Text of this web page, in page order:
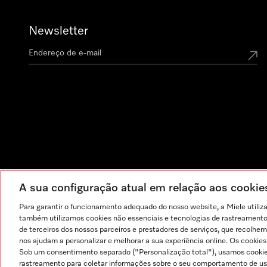
Newsletter
A sua configuração atual em relação aos
Para garantir o funcionamento adequado do nosso website, a Miele
também utilizamos cookies não essenciais e tecnologias de
de terceiros dos nossos parceiros e prestadores de serviços, que
nos ajudam a personalizar e melhorar a sua experiência online. Os
Sob um consentimento separado ("Personalização total"), usamos
rastreamento para coletar informações sobre o seu comportamento de